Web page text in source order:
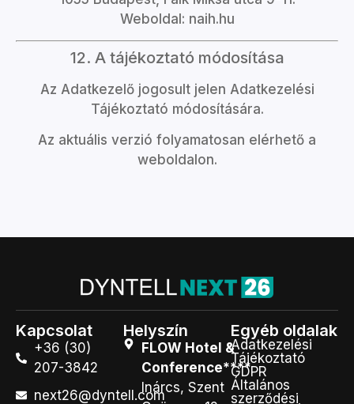
Weboldal: naih.hu
12. A tájékoztató módosítása
Az Adatkezelő jogosult jelen Adatkezelési
Tájékoztató módosítására.
Az aktuális verzió folyamatosan elérhető a
weboldalon.
Kapcsolat
+36 (30)
207-3842
next26@dyntell.com
Helyszín
FLOW Hotel &
Conference****
Inárcs, Szent
Egyéb oldalak
Adatkezelési
Tájékoztató
GDPR
Általános
szerződési